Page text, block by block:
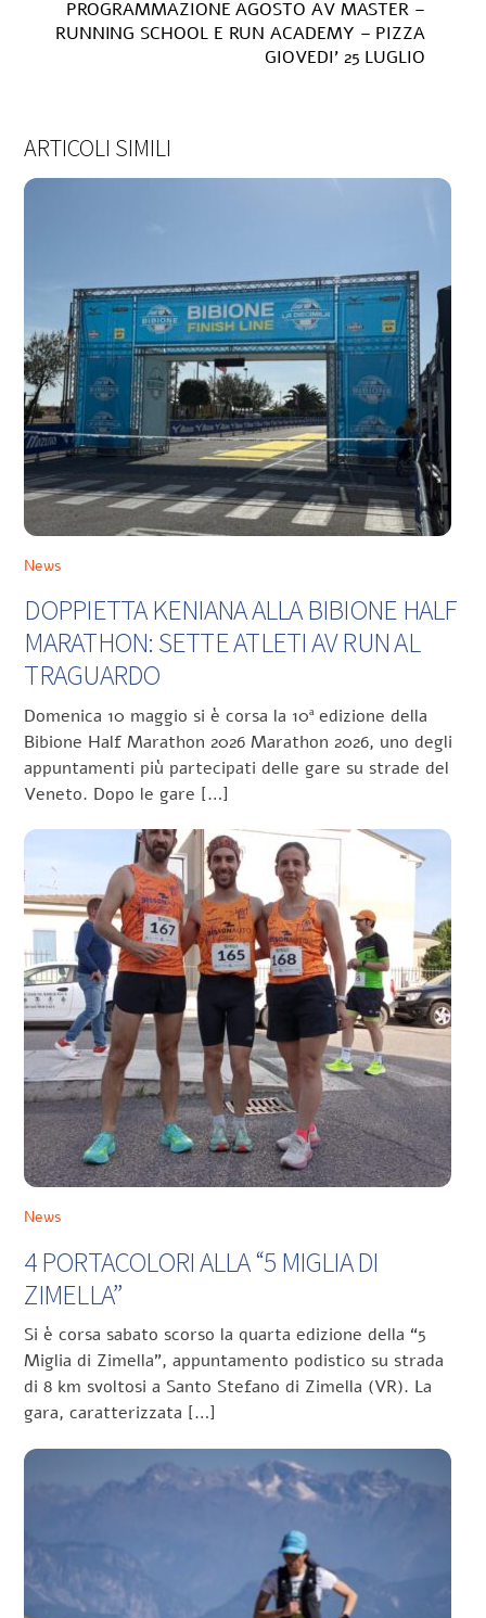
PROGRAMMAZIONE AGOSTO AV MASTER –
RUNNING SCHOOL E RUN ACADEMY – PIZZA
GIOVEDI’ 25 LUGLIO
ARTICOLI SIMILI
News
DOPPIETTA KENIANA ALLA BIBIONE HALF
MARATHON: SETTE ATLETI AV RUN AL
TRAGUARDO
Domenica 10 maggio si è corsa la 10ª edizione della
Bibione Half Marathon 2026 Marathon 2026, uno degli
appuntamenti più partecipati delle gare su strade del
Veneto. Dopo le gare […]
News
4 PORTACOLORI ALLA “5 MIGLIA DI
ZIMELLA”
Si è corsa sabato scorso la quarta edizione della “5
Miglia di Zimella”, appuntamento podistico su strada
di 8 km svoltosi a Santo Stefano di Zimella (VR). La
gara, caratterizzata […]